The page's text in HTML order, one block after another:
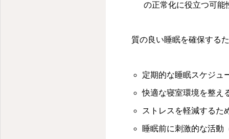
の正常化に役立つ可能
質の良い睡眠を確保する
定期的な睡眠スケジュ
快適な寝室環境を整え
ストレスを軽減するた
睡眠前に刺激的な活動